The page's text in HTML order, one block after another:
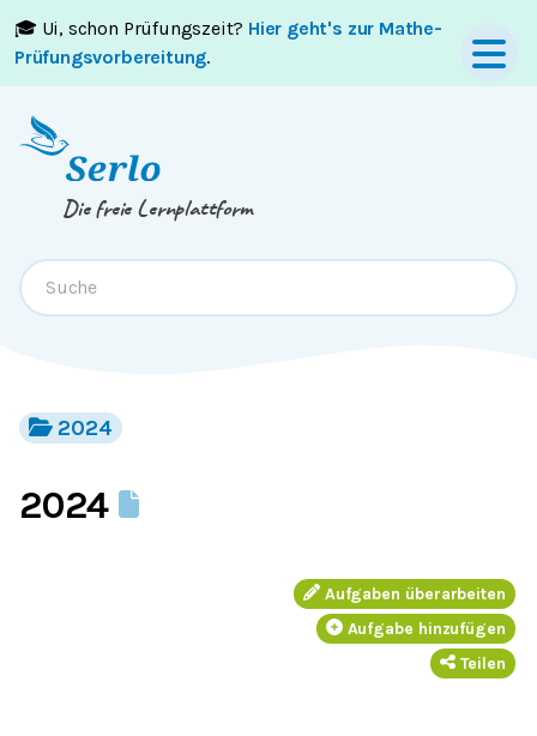
🎓 Ui, schon Prüfungszeit? Hier geht's zur Mathe-
Prüfungsvorbereitung.
Springe zumInhaltoderFooter
Die freie Lernplattform
2024
2024
Aufgaben überarbeiten
Aufgabe hinzufügen
Teilen